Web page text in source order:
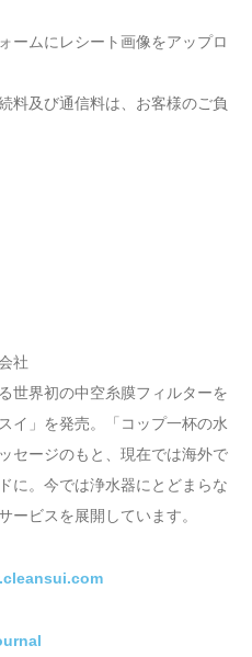
ームにレシート画像をアップロ
料及び通信料は、お客様のご負
社
世界初の中空糸膜フィルターを
イ」を発売。「コップ一杯の水
セージのもと、現在では海外で
に。今では浄水器にとどまらな
ービスを展開しています。